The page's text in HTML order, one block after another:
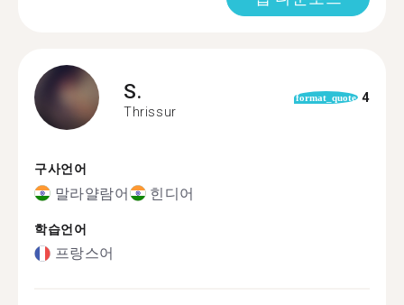
S.
Thrissur
format_quote 4
구사언어
말라얄람어 힌디어
학습언어
프랑스어